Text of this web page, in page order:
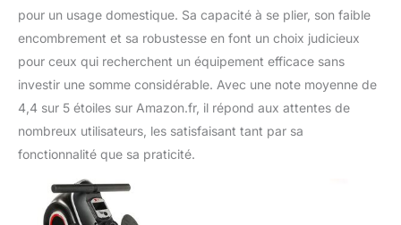
pour un usage domestique. Sa capacité à se plier, son faible
encombrement et sa robustesse en font un choix judicieux
pour ceux qui recherchent un équipement efficace sans
investir une somme considérable. Avec une note moyenne de
4,4 sur 5 étoiles sur Amazon.fr, il répond aux attentes de
nombreux utilisateurs, les satisfaisant tant par sa
fonctionnalité que sa praticité.